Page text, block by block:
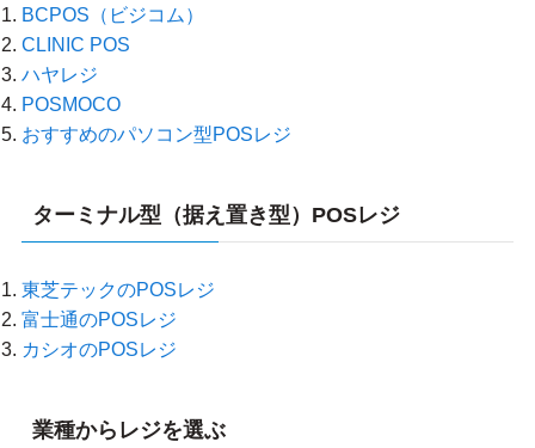
BCPOS（ビジコム）
CLINIC POS
ハヤレジ
POSMOCO
おすすめのパソコン型POSレジ
ターミナル型（据え置き型）POSレジ
東芝テックのPOSレジ
富士通のPOSレジ
カシオのPOSレジ
業種からレジを選ぶ